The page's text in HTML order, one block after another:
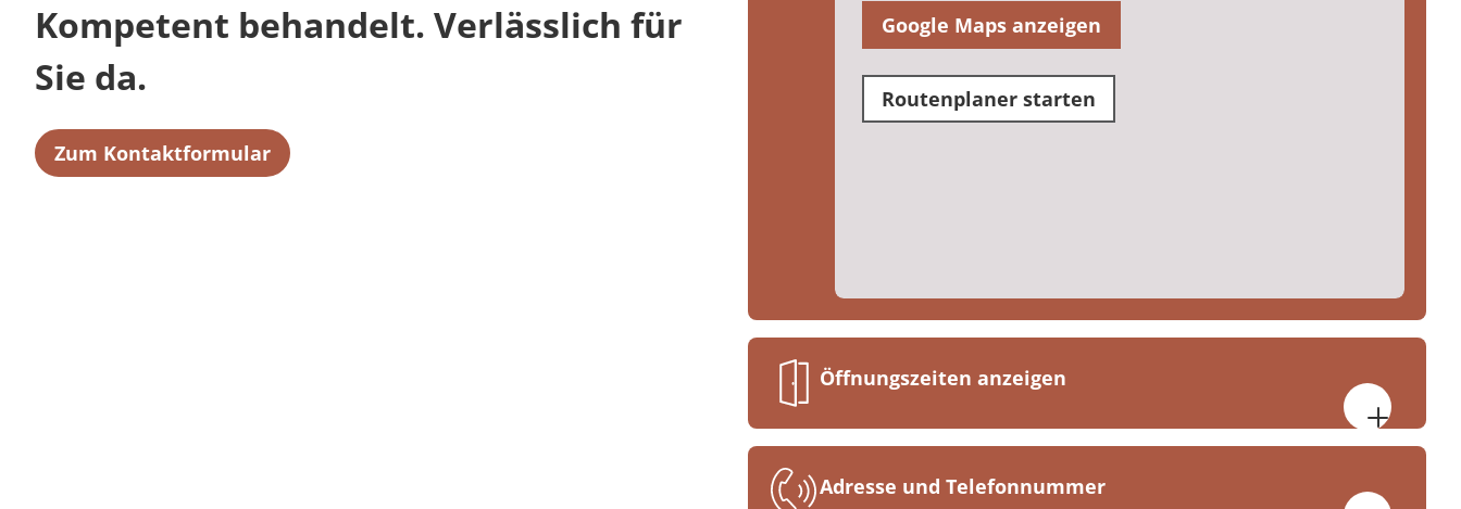
Kompetent behandelt. Verlässlich für
Sie da.
Zum Kontaktformular
Google Maps anzeigen
Routenplaner starten
Öffnungszeiten anzeigen
07:30 bis 16:00 Uhr
Adresse und Telefonnummer